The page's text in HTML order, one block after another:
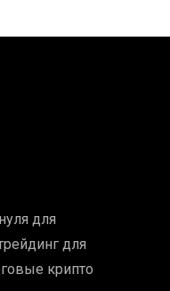
для
для
крипто